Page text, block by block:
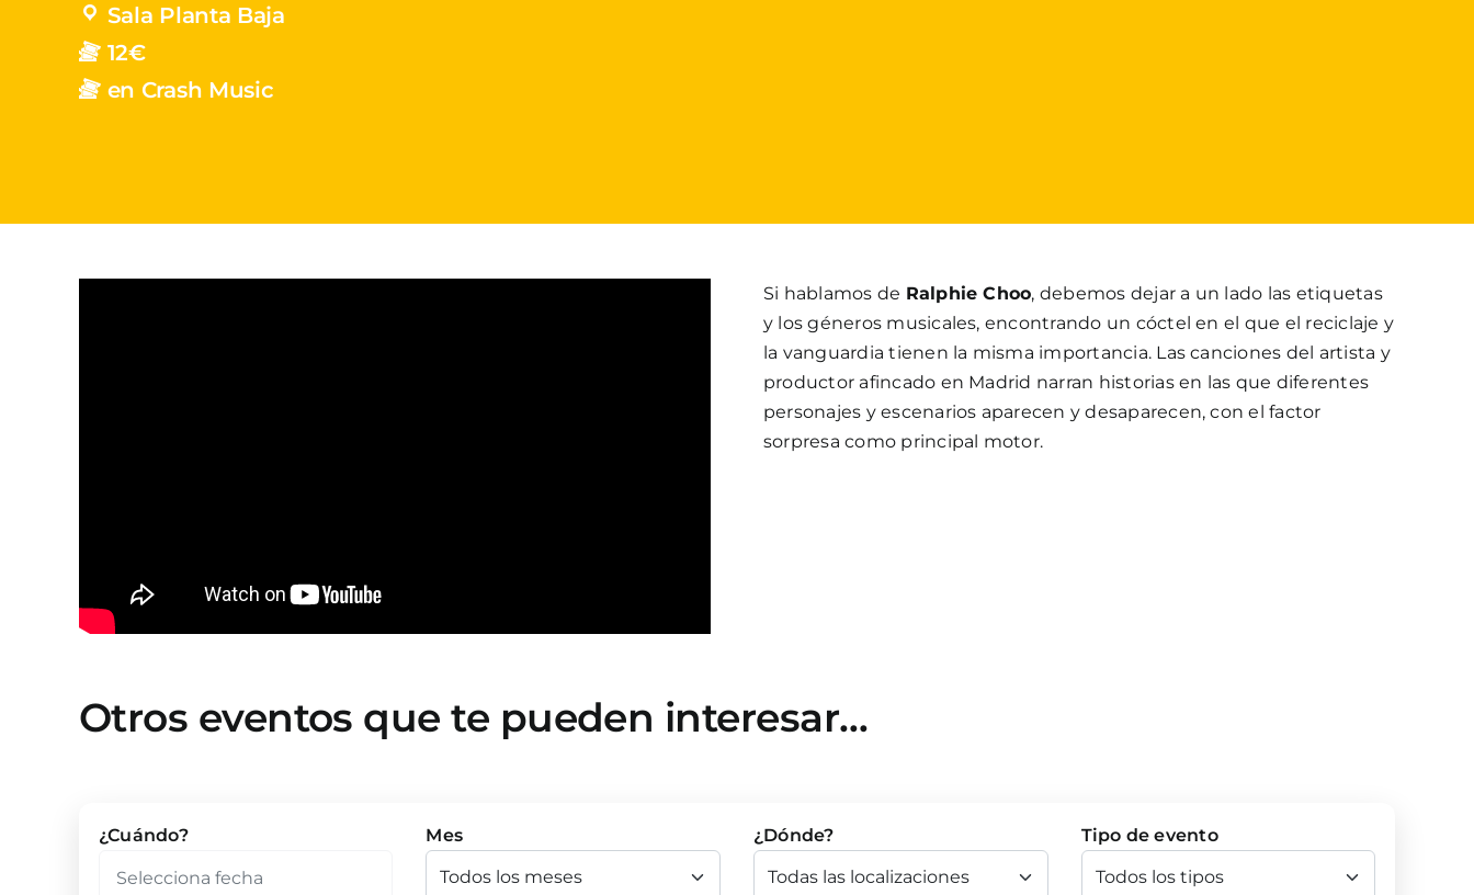
Sala Planta Baja
12€
en Crash Music
Si hablamos de Ralphie Choo, debemos dejar a un lado las etiquetas
y los géneros musicales, encontrando un cóctel en el que el reciclaje y
la vanguardia tienen la misma importancia. Las canciones del artista y
productor afincado en Madrid narran historias en las que diferentes
personajes y escenarios aparecen y desaparecen, con el factor
sorpresa como principal motor.
Otros eventos que te pueden interesar…
¿Cuándo? Mes ¿Dónde? Tipo de evento